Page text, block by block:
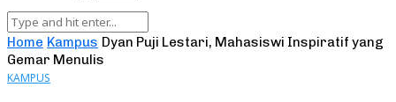
Home Kampus Dyan Puji Lestari, Mahasiswi Inspiratif yang
Gemar Menulis
KAMPUS